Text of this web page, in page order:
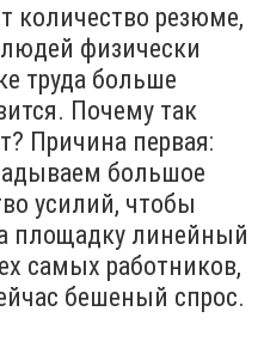
количество резюме,
физически
труда больше
Почему так
Причина первая:
большое
усилий, чтобы
площадку линейный
самых работников,
бешеный спрос.